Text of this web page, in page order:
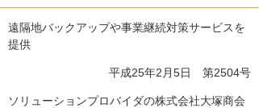
遠隔地バックアップや事業継続対策サービスを
提供
平成25年2月5日 第2504号
ソリューションプロバイダの株式会社大塚商会